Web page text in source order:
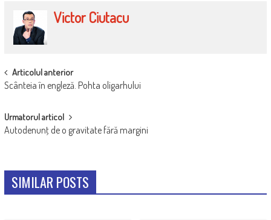
Victor Ciutacu
POST
NAVIGATION
Articolul anterior
Scânteia în engleză. Pohta oligarhului
Urmatorul articol
Autodenunţ de o gravitate fără margini
SIMILAR POSTS